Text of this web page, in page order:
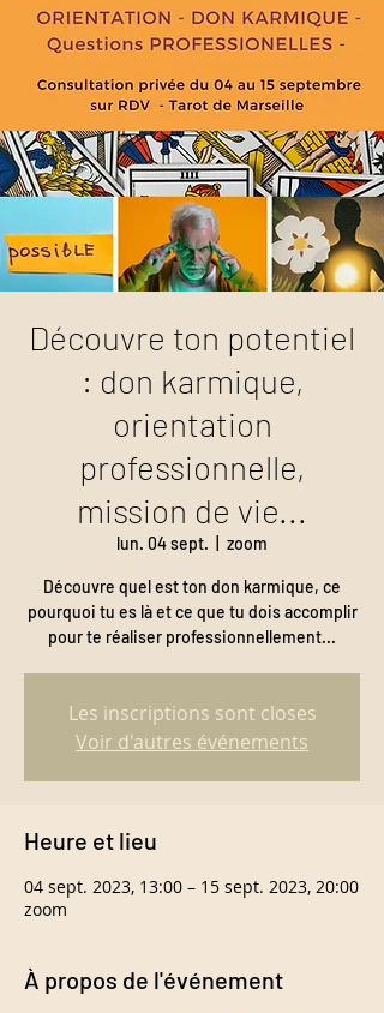
Découvre ton potentiel
: don karmique,
orientation
professionnelle,
mission de vie...
lun. 04 sept. zoom
Découvre quel est ton don karmique, ce
pourquoi tu es là et ce que tu dois accomplir
pour te réaliser professionnellement...
Les inscriptions sont closes
Voir d'autres événements
Heure et lieu
04 sept. 2023, 13:00 – 15 sept. 2023, 20:00
zoom
À propos de l'événement